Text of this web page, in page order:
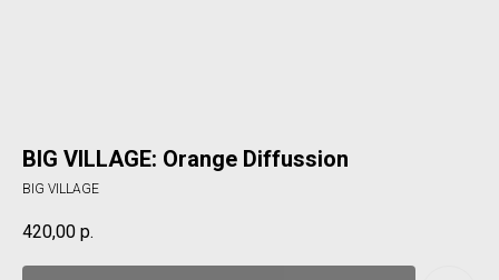
BIG VILLAGE: Orange Diffussion
BIG VILLAGE
420,00 р.